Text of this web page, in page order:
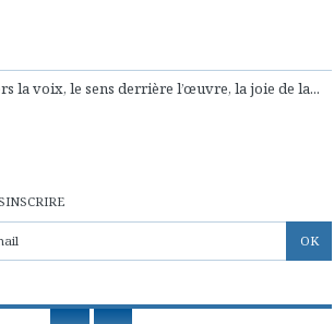
la voix, le sens derrière l’œuvre, la joie de la...